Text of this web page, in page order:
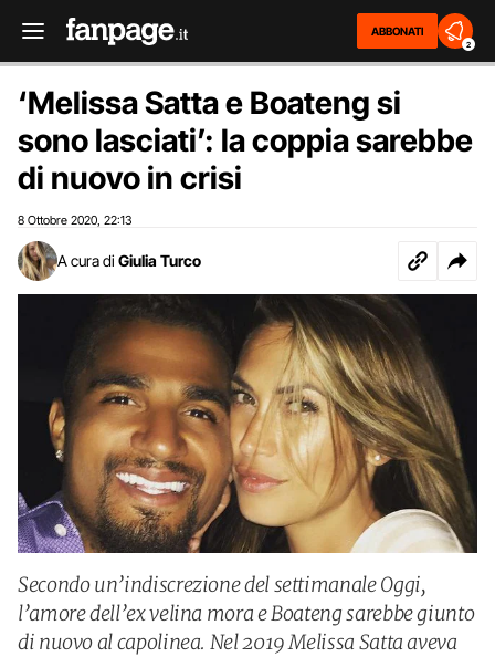
ABBONATI
2
‘Melissa Satta e Boateng si
sono lasciati’: la coppia sarebbe
di nuovo in crisi
8 Ottobre 2020 22:13
A cura di Giulia Turco
Secondo un’indiscrezione del settimanale Oggi,
l’amore dell’ex velina mora e Boateng sarebbe giunto
di nuovo al capolinea. Nel 2019 Melissa Satta aveva